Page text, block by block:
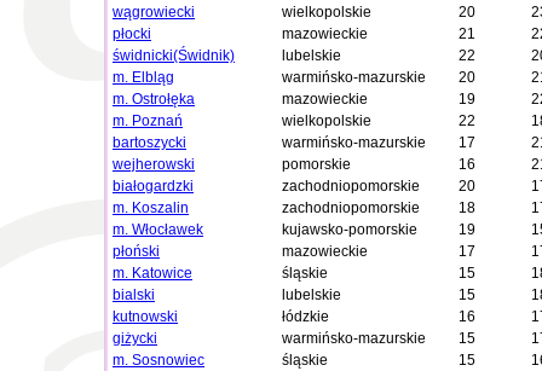
wągrowiecki
wielkopolskie 20
płocki
mazowieckie 21
świdnicki(Świdnik)
lubelskie 22
m. Elbląg
warmińsko-mazurskie 20
m. Ostrołęka
mazowieckie 19
m. Poznań
wielkopolskie 22
bartoszycki
warmińsko-mazurskie 17
wejherowski
pomorskie 16
białogardzki
zachodniopomorskie 20
m. Koszalin
zachodniopomorskie 18
m. Włocławek
kujawsko-pomorskie 19
płoński
mazowieckie 17
m. Katowice
śląskie 15
bialski
lubelskie 15
kutnowski
łódzkie 16
giżycki
warmińsko-mazurskie 15
m. Sosnowiec
śląskie 15